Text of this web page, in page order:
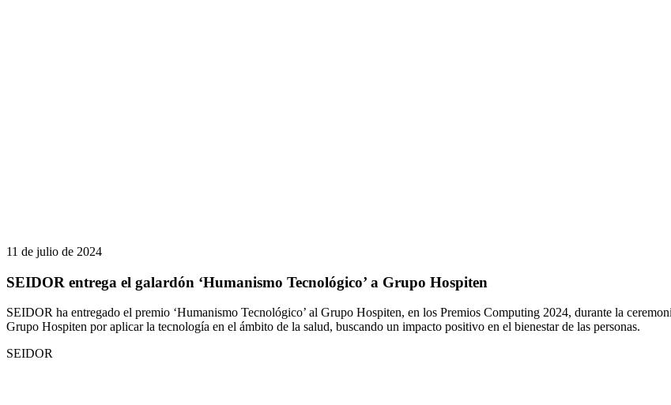
11 de julio de 2024
SEIDOR entrega el galardón ‘Humanismo Tecnológico’ a Grupo Hospiten
SEIDOR ha entregado el premio ‘Humanismo Tecnológico’ al Grupo Hospiten, en los Premios Computing 2024, durante la
Grupo Hospiten por aplicar la tecnología en el ámbito de la salud, buscando un impacto positivo en el bienestar de las personas.
SEIDOR